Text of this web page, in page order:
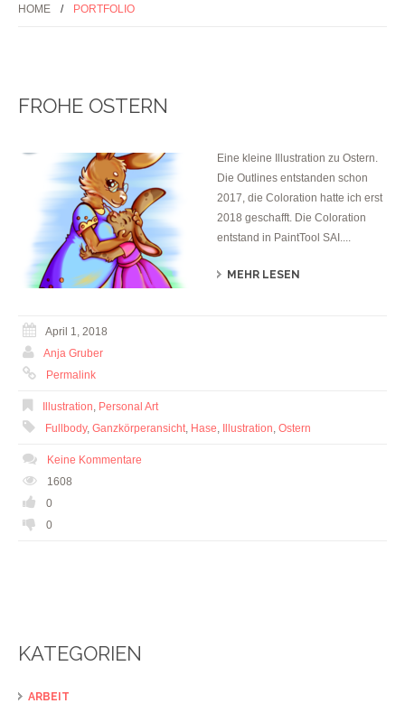
HOME PORTFOLIO
FROHE OSTERN
Eine kleine Illustration zu Ostern.
Die Outlines entstanden schon
2017, die Coloration hatte ich erst
2018 geschafft. Die Coloration
entstand in PaintTool SAI....
MEHR LESEN
April 1, 2018
Anja Gruber
Permalink
Illustration, Personal Art
Fullbody, Ganzkörperansicht, Hase, Illustration, Ostern
Keine Kommentare
1608
0
0
KATEGORIEN
ARBEIT